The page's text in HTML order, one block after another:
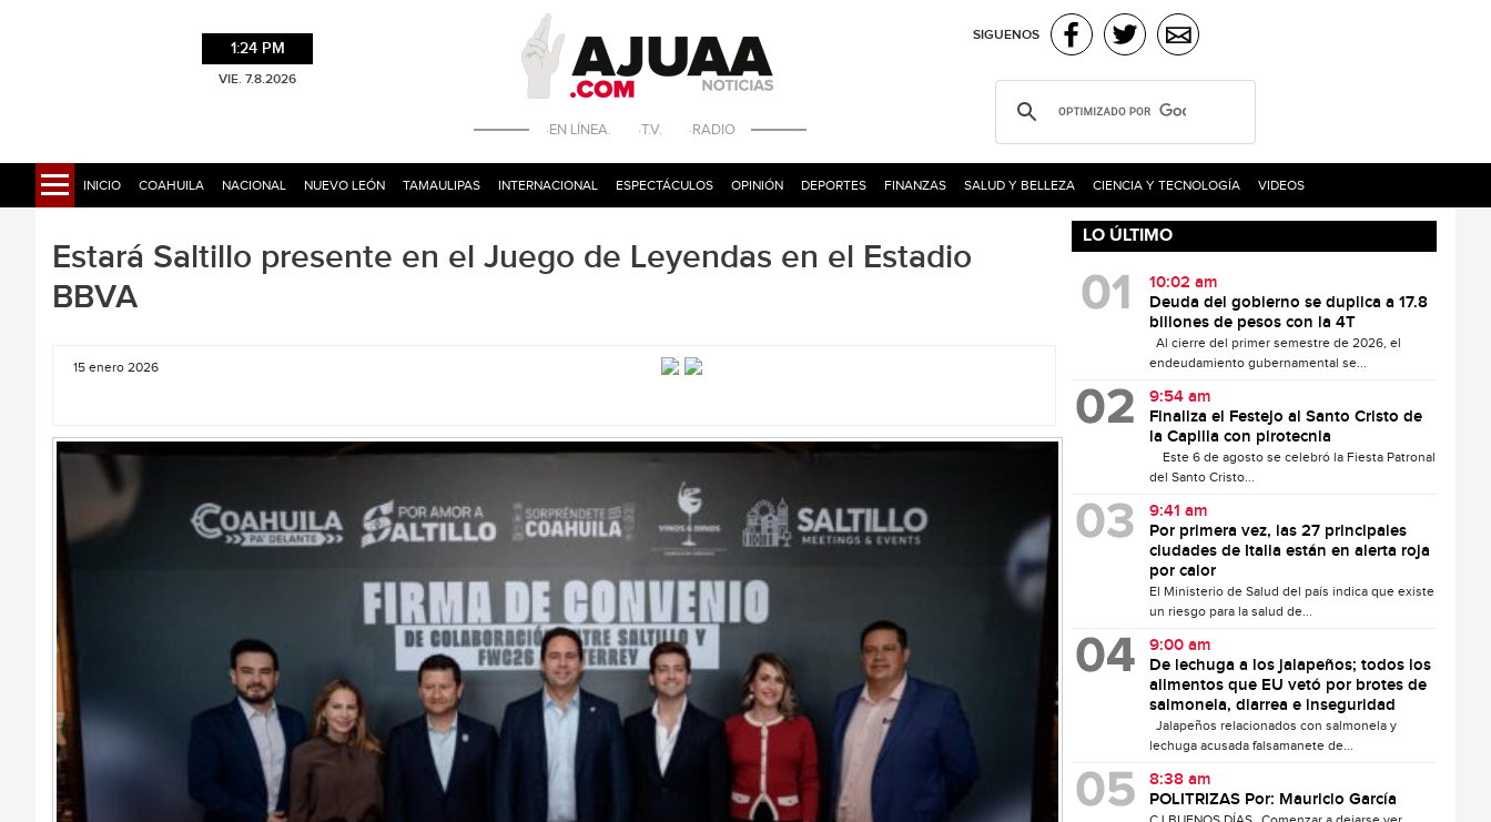
1:24 PM
VIE. 7.8.2026
·EN LÍNEA. ·T.V. ·RADIO
SIGUENOS
INICIO COAHUILA NACIONAL NUEVO LEÓN TAMAULIPAS INTERNACIONAL ESPECTÁCULOS OPINIÓN DEPORTES FINANZAS SALUD Y BELLEZA CIENCIA Y TECNOLOGÍA VIDEOS
Estará Saltillo presente en el Juego de Leyendas en el Estadio
BBVA
15 enero 2026
LO ÚLTIMO
10:02 am
Deuda del gobierno se duplica a 17.8
billones de pesos con la 4T
Al cierre del primer semestre de 2026, el
endeudamiento gubernamental se...
9:54 am
Finaliza el Festejo al Santo Cristo de
la Capilla con pirotecnia
Este 6 de agosto se celebró la Fiesta Patronal
del Santo Cristo...
9:41 am
Por primera vez, las 27 principales
ciudades de Italia están en alerta roja
por calor
El Ministerio de Salud del país indica que existe
un riesgo para la salud de...
9:00 am
De lechuga a los jalapeños; todos los
alimentos que EU vetó por brotes de
salmonela, diarrea e inseguridad
Jalapeños relacionados con salmonela y
lechuga acusada falsamanete de...
8:38 am
POLITRIZAS Por: Mauricio García